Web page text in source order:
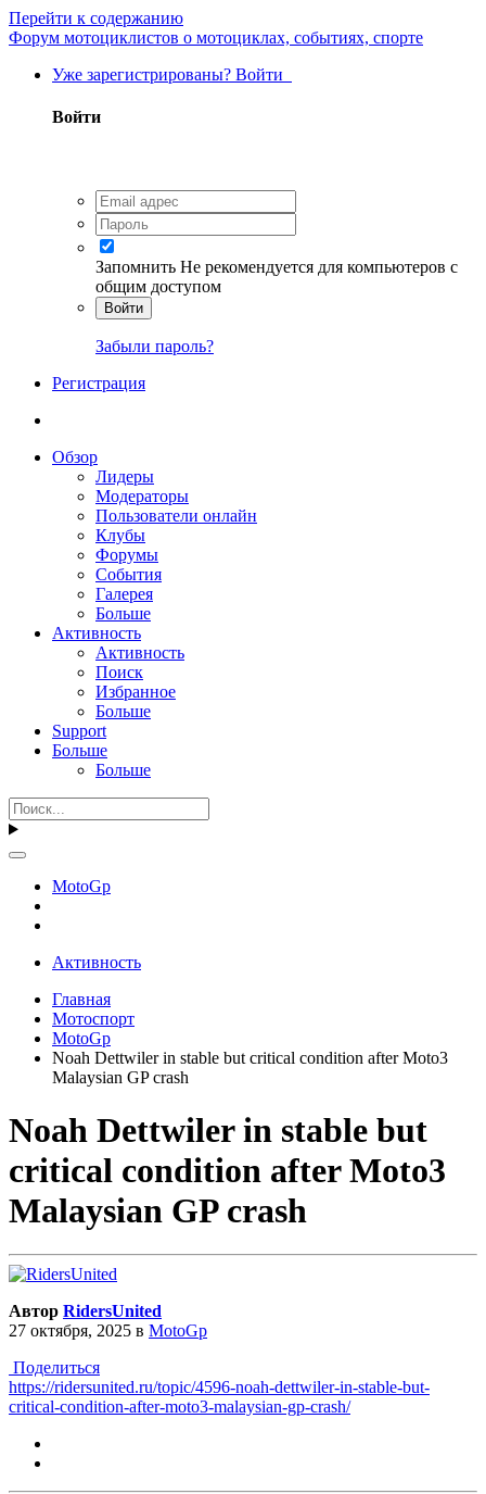
Перейти к содержанию
Форум мотоциклистов о мотоциклах, событиях, спорте
Уже зарегистрированы? Войти
Войти
Запомнить Не рекомендуется для компьютеров с
общим доступом
Войти
Забыли пароль?
Регистрация
Обзор
Лидеры
Модераторы
Пользователи онлайн
Клубы
Форумы
События
Галерея
Больше
Активность
Активность
Поиск
Избранное
Больше
Support
Больше
Больше
MotoGp
Активность
Главная
Мотоспорт
MotoGp
Noah Dettwiler in stable but critical condition after Moto3
Malaysian GP crash
Noah Dettwiler in stable but
critical condition after Moto3
Malaysian GP crash
Автор RidersUnited
27 октября, 2025 в MotoGp
Поделиться
https://ridersunited.ru/topic/4596-noah-dettwiler-in-stable-but-
critical-condition-after-moto3-malaysian-gp-crash/